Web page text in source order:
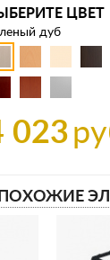
ЦВЕТ
дуб
023
ПОХОЖИЕ